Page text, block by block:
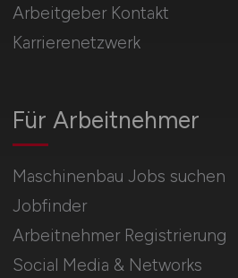
Für Arbeitnehmer
Maschinenbau Jobs suchen
Jobfinder
Arbeitnehmer Registrierung
Social Media & Networks
Arbeitgeber Kontakt
Karrierenetzwerk